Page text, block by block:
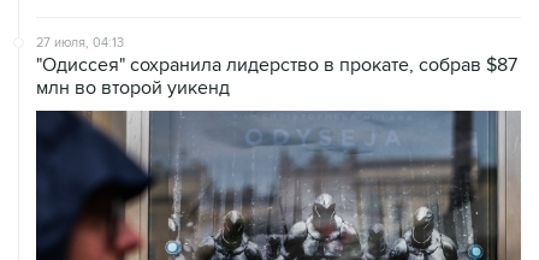
27 июля, 04:13
"Одиссея" сохранила лидерство в прокате, собрав $87
млн во второй уикенд